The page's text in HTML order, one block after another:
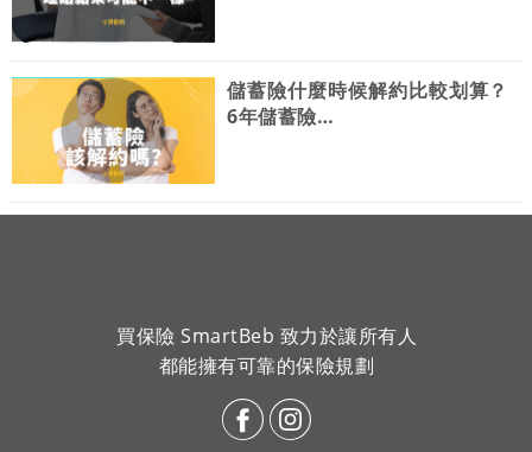
儲蓄險什麼時候解約比較划算？
6年儲蓄險…
買保險 SmartBeb 致力於讓所有人
都能擁有可靠的保險規劃